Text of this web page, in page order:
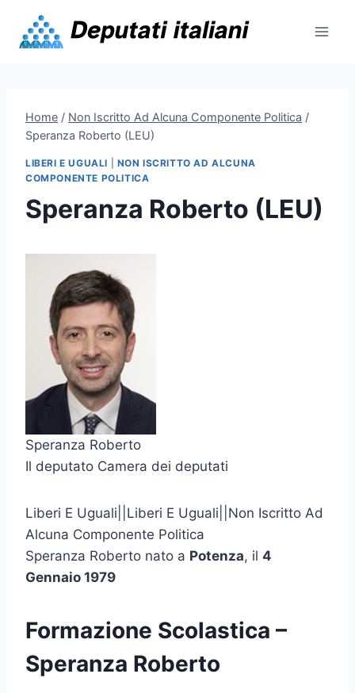
content
Home / Non Iscritto Ad Alcuna Componente Politica /
Speranza Roberto (LEU)
LIBERI E UGUALI
NON ISCRITTO AD ALCUNA
COMPONENTE POLITICA
Speranza Roberto (LEU)
Speranza Roberto
Il deputato Camera dei deputati
Liberi E Uguali||Liberi E Uguali||Non Iscritto Ad
Alcuna Componente Politica
Speranza Roberto nato a Potenza, il 4
Gennaio 1979
Formazione Scolastica –
Speranza Roberto